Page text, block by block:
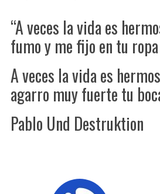
“A veces la vida es
fumo y me fijo en tu ropa
A veces la vida es
agarro muy fuerte tu
Pablo Und Destruktion